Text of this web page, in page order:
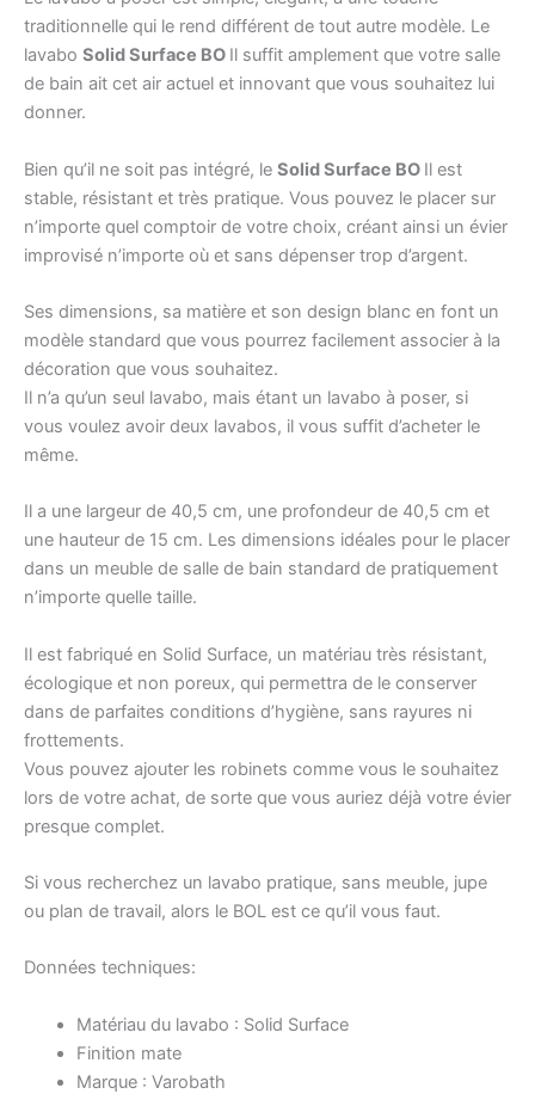
traditionnelle qui le rend différent de tout autre modèle. Le
lavabo Solid Surface BO Il suffit amplement que votre salle
de bain ait cet air actuel et innovant que vous souhaitez lui
donner.
Bien qu’il ne soit pas intégré, le Solid Surface BO Il est
stable, résistant et très pratique. Vous pouvez le placer sur
n’importe quel comptoir de votre choix, créant ainsi un évier
improvisé n’importe où et sans dépenser trop d’argent.
Ses dimensions, sa matière et son design blanc en font un
modèle standard que vous pourrez facilement associer à la
décoration que vous souhaitez.
Il n’a qu’un seul lavabo, mais étant un lavabo à poser, si
vous voulez avoir deux lavabos, il vous suffit d’acheter le
même.
Il a une largeur de 40,5 cm, une profondeur de 40,5 cm et
une hauteur de 15 cm. Les dimensions idéales pour le placer
dans un meuble de salle de bain standard de pratiquement
n’importe quelle taille.
Il est fabriqué en Solid Surface, un matériau très résistant,
écologique et non poreux, qui permettra de le conserver
dans de parfaites conditions d’hygiène, sans rayures ni
frottements.
Vous pouvez ajouter les robinets comme vous le souhaitez
lors de votre achat, de sorte que vous auriez déjà votre évier
presque complet.
Si vous recherchez un lavabo pratique, sans meuble, jupe
ou plan de travail, alors le BOL est ce qu’il vous faut.
Données techniques:
Matériau du lavabo : Solid Surface
Finition mate
Marque : Varobath